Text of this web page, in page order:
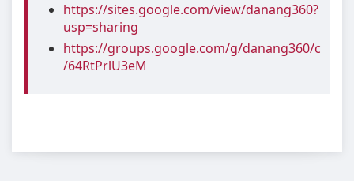
https://sites.google.com/view/danang360?
usp=sharing
https://groups.google.com/g/danang360/c
/64RtPrlU3eM